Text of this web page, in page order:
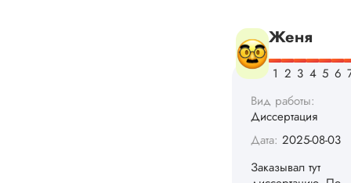
Понравилось то,
менеджер
держал меня в
о статусе заказа.
Структура
исследования
Читать полный